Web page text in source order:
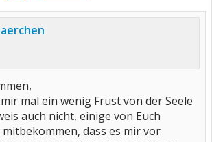
mal ein wenig Frust von der Seele
auch nicht, einige von Euch
dass es mir vor